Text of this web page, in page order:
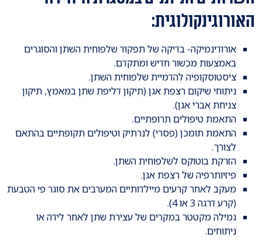
האורוגינקולוגית:
אורודינמיקה- בדיקה של תפקוד שלפוחית השתן והסוגרים
באמצעות מכשור חדיש ומתקדם.
ציסטוסקופיה להדמיית שלפוחית השתן.
ניתוחי שיקום רצפת אגן (תיקון דליפת שתן במאמץ, תיקון
צניחת אברי אגן).
התאמת טיפולים תרופתיים.
התאמת תומכן (פסרי) לנרתיק וטיפולים תקופתיים בהתאם
לצורך.
הזרקת בוטוקס לשלפוחית השתן.
פיזיותרפיה של רצפת אגן.
מעקב לאחר קרעים מיילדותיים המערבים את סוגר פי הטבעת
(קרע דרגה 3 או 4).
גמילה מקטטר במקרים של עצירת שתן לאחר לידה או
ניתוחים.